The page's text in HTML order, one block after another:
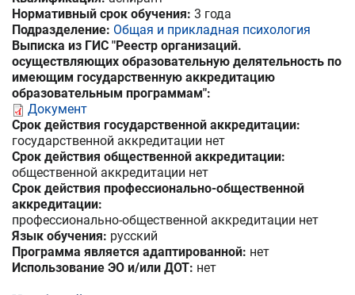
Нормативный срок обучения: 3 года
Подразделение: Общая и прикладная психология
Выписка из ГИС "Реестр организаций.
осуществляющих образовательную делятельность по
имеющим государственную аккредитацию
образовательным программам":
Документ
Срок действия государственной аккредитации:
государственной аккредитации нет
Срок действия общественной аккредитации:
общественной аккредитации нет
Срок действия профессионально-общественной
аккредитации:
профессионально-общественной аккредитации нет
Язык обучения: русский
Программа является адаптированной: нет
Использование ЭО и/или ДОТ: нет